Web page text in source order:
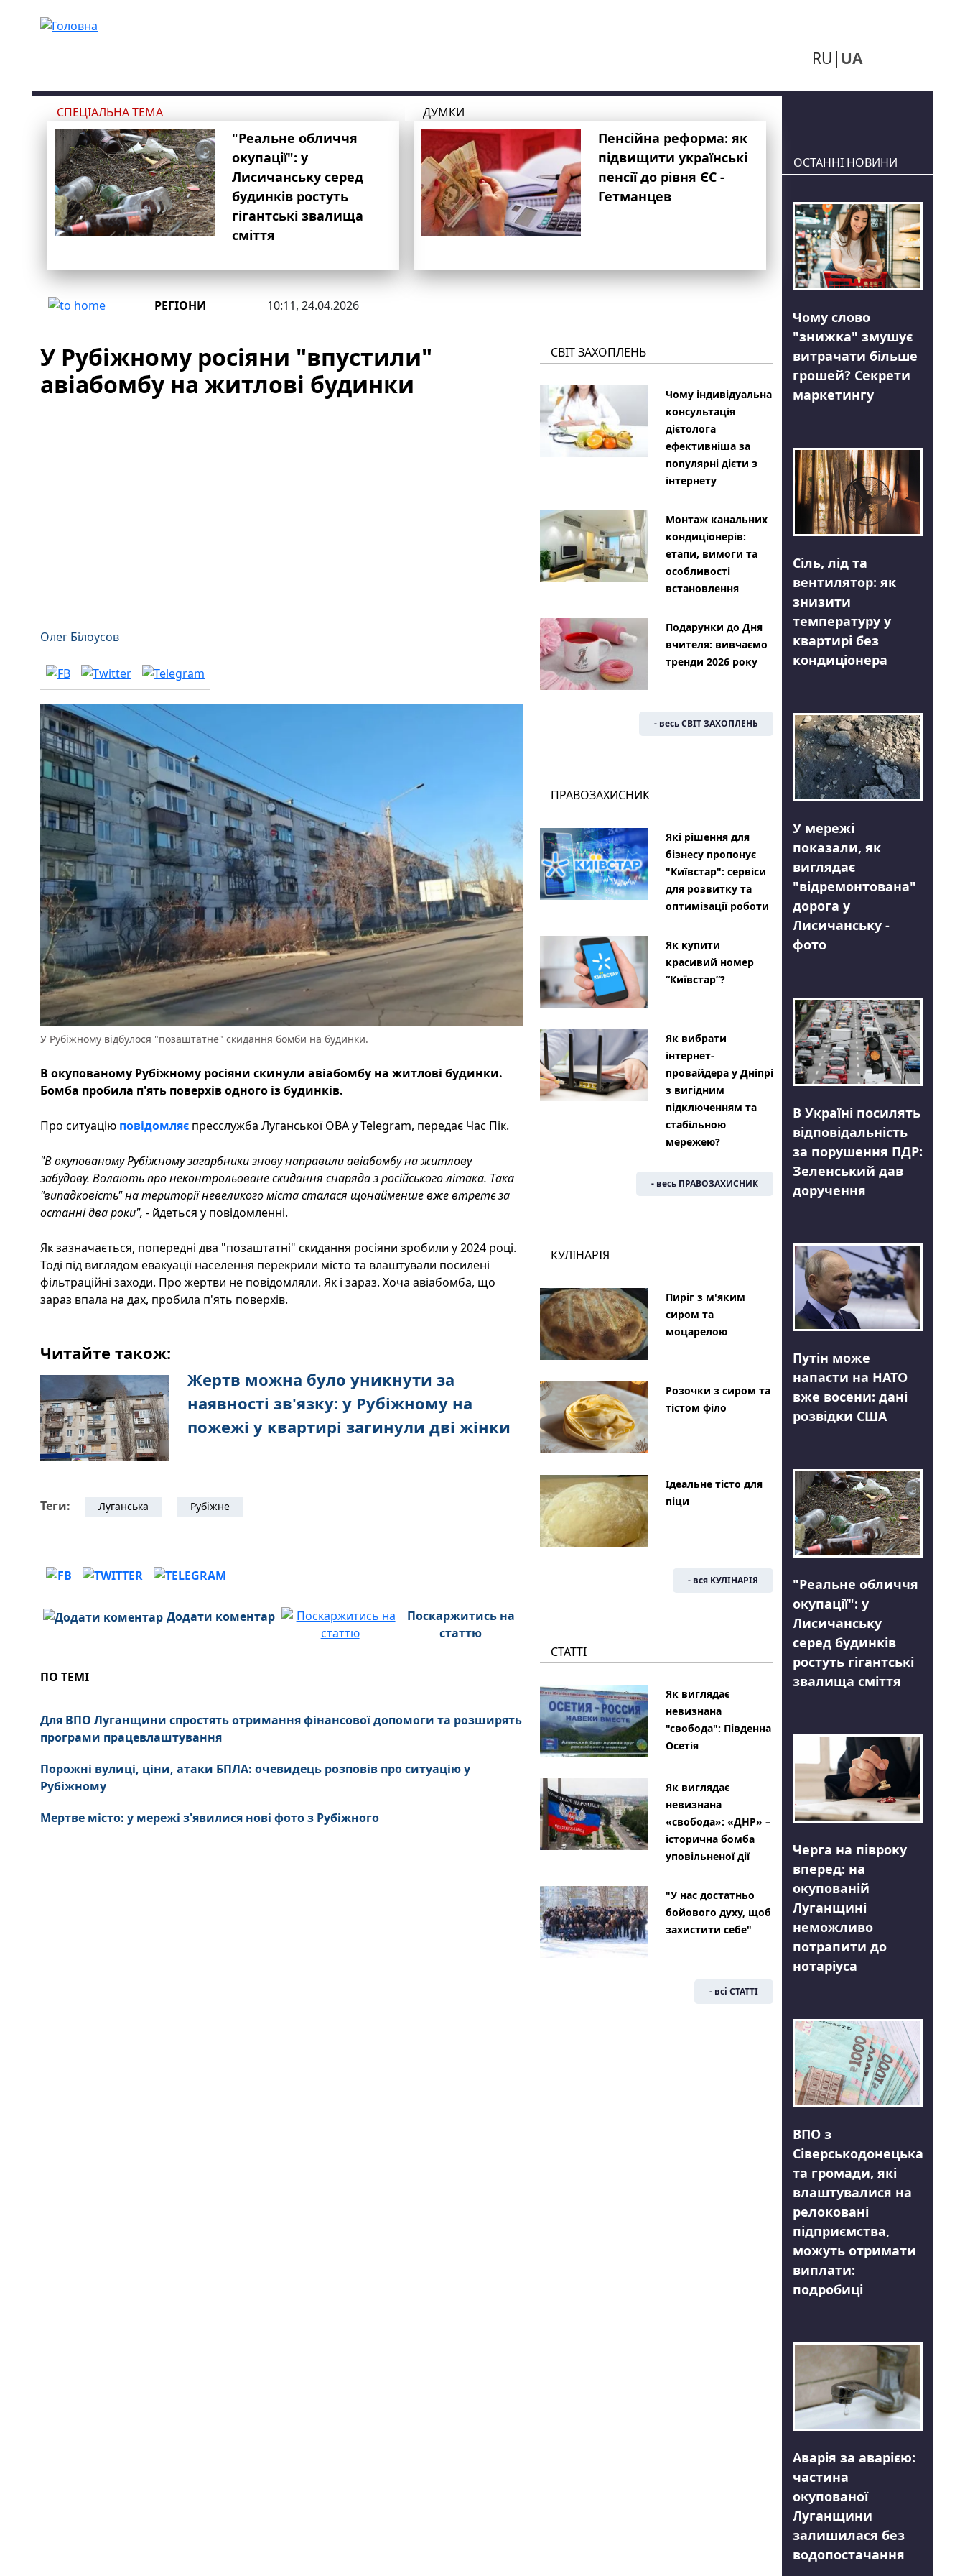
RU UA
СПЕЦІАЛЬНА ТЕМА
"Реальне обличчя
окупації": у
Лисичанську серед
будинків ростуть
гігантські звалища
сміття
ДУМКИ
Пенсійна реформа: як
підвищити українські
пенсії до рівня ЄС -
Гетманцев
РЕГІОНИ 10:11, 24.04.2026
У Рубіжному росіяни "впустили"
авіабомбу на житлові будинки
Олег Білоусов
У Рубіжному відбулося "позаштатне" скидання бомби на будинки.
В окупованому Рубіжному росіяни скинули авіабомбу на житлові будинки.
Бомба пробила п'ять поверхів одного із будинків.
Про ситуацію повідомляє пресслужба Луганської ОВА у Telegram, передає Час Пік.
"В окупованому Рубіжному загарбники знову направили авіабомбу на житлову
забудову. Волають про неконтрольоване скидання снаряда з російського літака. Така
"випадковість" на території невеликого міста сталася щонайменше вже втретє за
останні два роки", - йдеться у повідомленні.
Як зазначається, попередні два "позаштатні" скидання росіяни зробили у 2024 році.
Тоді під виглядом евакуації населення перекрили місто та влаштували посилені
фільтраційні заходи. Про жертви не повідомляли. Як і зараз. Хоча авіабомба, що
зараз впала на дах, пробила п'ять поверхів.
Читайте також:
Жертв можна було уникнути за
наявності зв'язку: у Рубіжному на
пожежі у квартирі загинули дві жінки
Теги: Луганська Рубіжне
Додати коментар
Поскаржитись на
статтю
ПО ТЕМІ
Для ВПО Луганщини спростять отримання фінансової допомоги та розширять
програми працевлаштування
Порожні вулиці, ціни, атаки БПЛА: очевидець розповів про ситуацію у
Рубіжному
Мертве місто: у мережі з'явилися нові фото з Рубіжного
СВІТ ЗАХОПЛЕНЬ
Чому індивідуальна
консультація
дієтолога
ефективніша за
популярні дієти з
інтернету
Монтаж канальних
кондиціонерів:
етапи, вимоги та
особливості
встановлення
Подарунки до Дня
вчителя: вивчаємо
тренди 2026 року
- весь СВІТ ЗАХОПЛЕНЬ
ПРАВОЗАХИСНИК
Які рішення для
бізнесу пропонує
"Київстар": сервіси
для розвитку та
оптимізації роботи
Як купити
красивий номер
“Київстар”?
Як вибрати
інтернет-
провайдера у Дніпрі
з вигідним
підключенням та
стабільною
мережею?
- весь ПРАВОЗАХИСНИК
КУЛІНАРІЯ
Пиріг з м'яким
сиром та
моцарелою
Розочки з сиром та
тістом філо
Ідеальне тісто для
піци
- вся КУЛІНАРІЯ
СТАТТІ
Як виглядає
невизнана
"свобода": Південна
Осетія
Як виглядає
невизнана
«свобода»: «ДНР» –
історична бомба
уповільненої дії
"У нас достатньо
бойового духу, щоб
захистити себе"
- всі СТАТТІ
ОСТАННІ НОВИНИ
Чому слово
"знижка" змушує
витрачати більше
грошей? Секрети
маркетингу
Сіль, лід та
вентилятор: як
знизити
температуру у
квартирі без
кондиціонера
У мережі
показали, як
виглядає
"відремонтована"
дорога у
Лисичанську -
фото
В Україні посилять
відповідальність
за порушення ПДР:
Зеленський дав
доручення
Путін може
напасти на НАТО
вже восени: дані
розвідки США
"Реальне обличчя
окупації": у
Лисичанську
серед будинків
ростуть гігантські
звалища сміття
Черга на півроку
вперед: на
окупованій
Луганщині
неможливо
потрапити до
нотаріуса
ВПО з
Сіверськодонецька
та громади, які
влаштувалися на
релоковані
підприємства,
можуть отримати
виплати:
подробиці
Аварія за аварією:
частина
окупованої
Луганщини
залишилася без
водопостачання